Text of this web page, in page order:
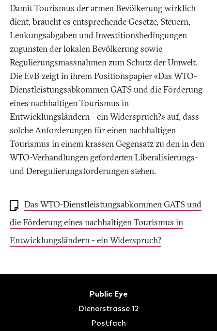
Damit Tourismus der armen Bevölkerung wirklich
dient, braucht es entsprechende Gesetze, Steuern,
Lenkungsabgaben und Investitionsbedingungen
zugunsten der lokalen Bevölkerung sowie
Regulierungsmassnahmen zum Schutz der Umwelt.
Die EvB zeigt in ihrem Positionspapier «Das WTO-
Dienstleistungsabkommen GATS und die Förderung
eines nachhaltigen Tourismus in
Entwicklungsländern - ein Widerspruch?» auf, dass
solche Anforderungen für einen nachhaltigen
Tourismus in einem krassen Gegensatz zu den in den
WTO-Verhandlungen geforderten Liberalisierungs-
und Deregulierungsforderungen stehen.
Das WTO-Dienstleistungsabkommen GATS und
die Förderung eines nachhaltigen Tourismus in
Entwicklungsländern - ein Widerspruch?
Public Eye
Dienerstrasse 12
Postfach